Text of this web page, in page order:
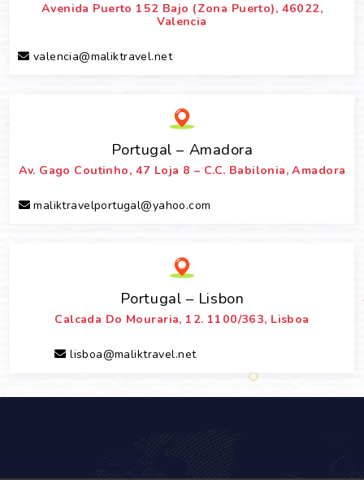
Avenida Puerto 152 Bajo (Zona Puerto), 46022,
Valencia
valencia@maliktravel.net
Portugal – Amadora
Av. Gago Coutinho, 47 Loja 8 – C.C. Babilonia, Amadora
maliktravelportugal@yahoo.com
Portugal – Lisbon
Calcada Do Mouraria, 12. 1100/363, Lisboa
lisboa@maliktravel.net